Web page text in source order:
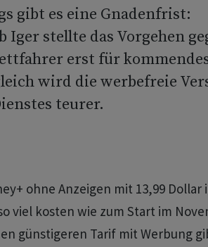
gibt es eine Gnadenfrist:
Iger stellte das Vorgehen
erst für
wird die werbefreie
teurer.
ohne Anzeigen mit 13,99 Dollar
viel kosten wie zum Start im
günstigeren Tarif mit Werbung